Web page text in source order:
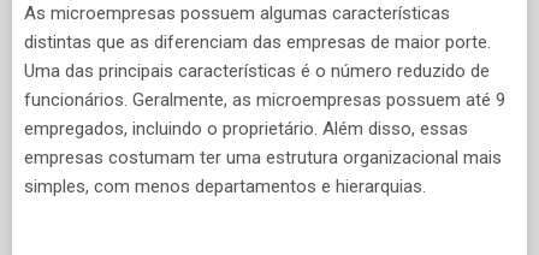
As microempresas possuem algumas características
distintas que as diferenciam das empresas de maior porte.
Uma das principais características é o número reduzido de
funcionários. Geralmente, as microempresas possuem até 9
empregados, incluindo o proprietário. Além disso, essas
empresas costumam ter uma estrutura organizacional mais
simples, com menos departamentos e hierarquias.